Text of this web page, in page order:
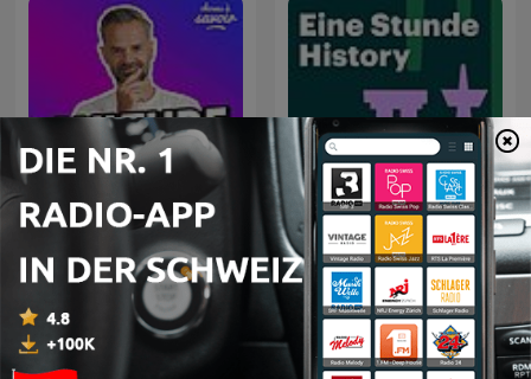
Choses à Savoir - Culture
générale
Eine Stunde History -
Deutschlandfunk Nova